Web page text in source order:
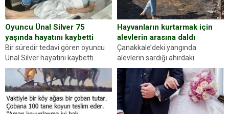
evraklarda eksik olduğunu...
Oyuncu Ünal Silver 75
yaşında hayatını kaybetti
Bir süredir tedavi gören oyuncu
Ünal Silver hayatını kaybetti.
Haberi, oyuncunun menajerlik
ajansı duyurdu. Renda Güner,
sosyal medya hesabında “Usta
Oyuncumuz ve çok değerli
dostumuz...
Hayvanların kurtarmak için
alevlerin arasına daldı
Çanakkale’deki yangında
alevlerin sardığı ahırdaki
hayvanlarını kurtarmak isteyen
Zeki Demir (66) ölümden döndü.
Yüzünde ve ellerinde yanıklar
oluşan Demir, kâbus dolu anları
anlattı… Merkeze bağlı...